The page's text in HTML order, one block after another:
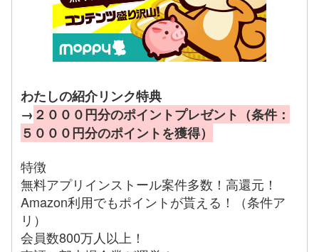
わたしの紹介リンク特典
→ ２０００円分のポイントプレゼント（条件：
５０００円分のポイントを獲得）
特徴
無料アプリインストール案件多数！高還元！
Amazon利用でもポイントが貰える！（条件ア
リ）
会員数800万人以上！